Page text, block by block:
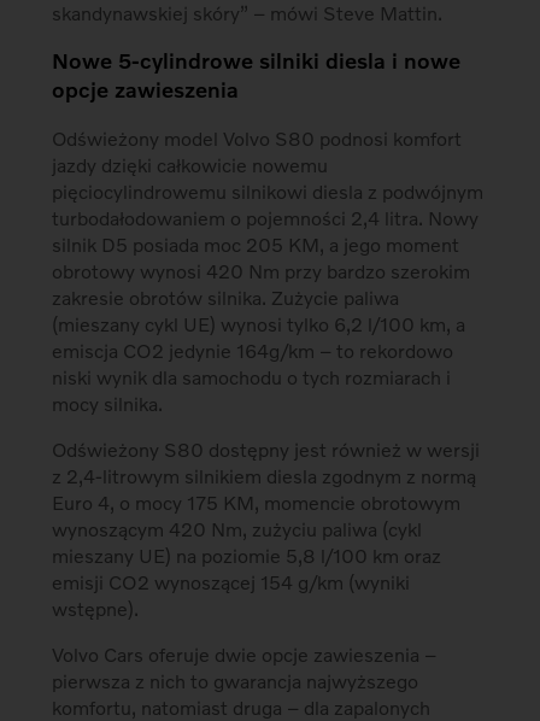
skandynawskiej skóry” – mówi Steve Mattin.
Nowe 5-cylindrowe silniki diesla i nowe
opcje zawieszenia
Odświeżony model Volvo S80 podnosi komfort
jazdy dzięki całkowicie nowemu
pięciocylindrowemu silnikowi diesla z podwójnym
turbodałodowaniem o pojemności 2,4 litra. Nowy
silnik D5 posiada moc 205 KM, a jego moment
obrotowy wynosi 420 Nm przy bardzo szerokim
zakresie obrotów silnika. Zużycie paliwa
(mieszany cykl UE) wynosi tylko 6,2 l/100 km, a
emiscja CO2 jedynie 164g/km – to rekordowo
niski wynik dla samochodu o tych rozmiarach i
mocy silnika.
Odświeżony S80 dostępny jest również w wersji
z 2,4-litrowym silnikiem diesla zgodnym z normą
Euro 4, o mocy 175 KM, momencie obrotowym
wynoszącym 420 Nm, zużyciu paliwa (cykl
mieszany UE) na poziomie 5,8 l/100 km oraz
emisji CO2 wynoszącej 154 g/km (wyniki
wstępne).
Volvo Cars oferuje dwie opcje zawieszenia –
pierwsza z nich to gwarancja najwyższego
komfortu, natomiast druga – dla zapalonych